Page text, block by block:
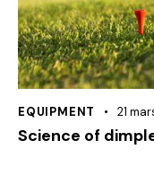
EQUIPMENT 21
Science of